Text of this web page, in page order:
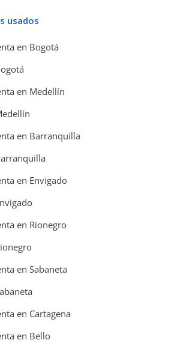
usados
en Bogotá
en Medellín
en Barranquilla
en Envigado
en Rionegro
en Sabaneta
en Cartagena
en Bello